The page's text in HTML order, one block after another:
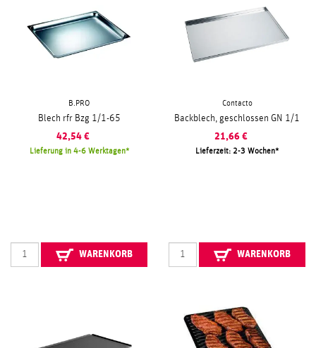
B.PRO
Blech rfr Bzg 1/1-65
42,54 €
Lieferung in 4-6 Werktagen
WARENKORB
Contacto
Backblech, geschlossen GN 1/1
21,66 €
Lieferzeit: 2-3 Wochen
WARENKORB